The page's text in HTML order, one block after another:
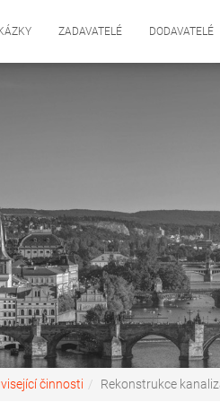
ZADAVATELÉ DODAVATELÉ
činnosti Rekonstrukce